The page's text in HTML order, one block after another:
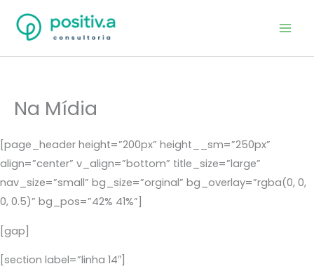
para
Na Mídia
[page_header height=”200px” height__sm=”250px”
align=”center” v_align=”bottom” title_size=”large”
nav_size=”small” bg_size=”orginal” bg_overlay=”rgba(0, 0,
0, 0.5)” bg_pos=”42% 41%”]
[gap]
[section label=”linha 14″]